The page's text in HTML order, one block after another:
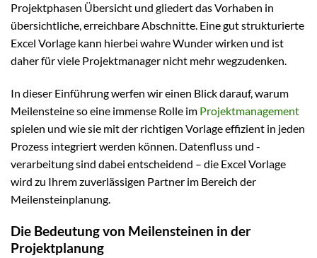
Projektphasen Übersicht und gliedert das Vorhaben in
übersichtliche, erreichbare Abschnitte. Eine gut strukturierte
Excel Vorlage kann hierbei wahre Wunder wirken und ist
daher für viele Projektmanager nicht mehr wegzudenken.
In dieser Einführung werfen wir einen Blick darauf, warum
Meilensteine so eine immense Rolle im Projektmanagement
spielen und wie sie mit der richtigen Vorlage effizient in jeden
Prozess integriert werden können. Datenfluss und -
verarbeitung sind dabei entscheidend – die Excel Vorlage
wird zu Ihrem zuverlässigen Partner im Bereich der
Meilensteinplanung.
Die Bedeutung von Meilensteinen in der
Projektplanung